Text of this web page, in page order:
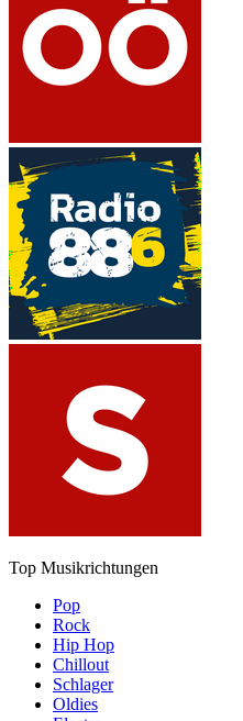
Top Musikrichtungen
Pop
Rock
Hip Hop
Chillout
Schlager
Oldies